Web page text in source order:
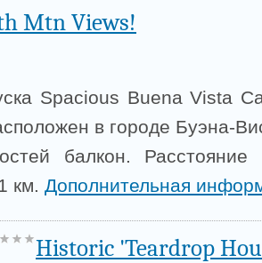
Mtn Views!
Spacious Buena Vista
в городе Буэна-
балкон.
км. Дополнительная
Historic 'Teardrop